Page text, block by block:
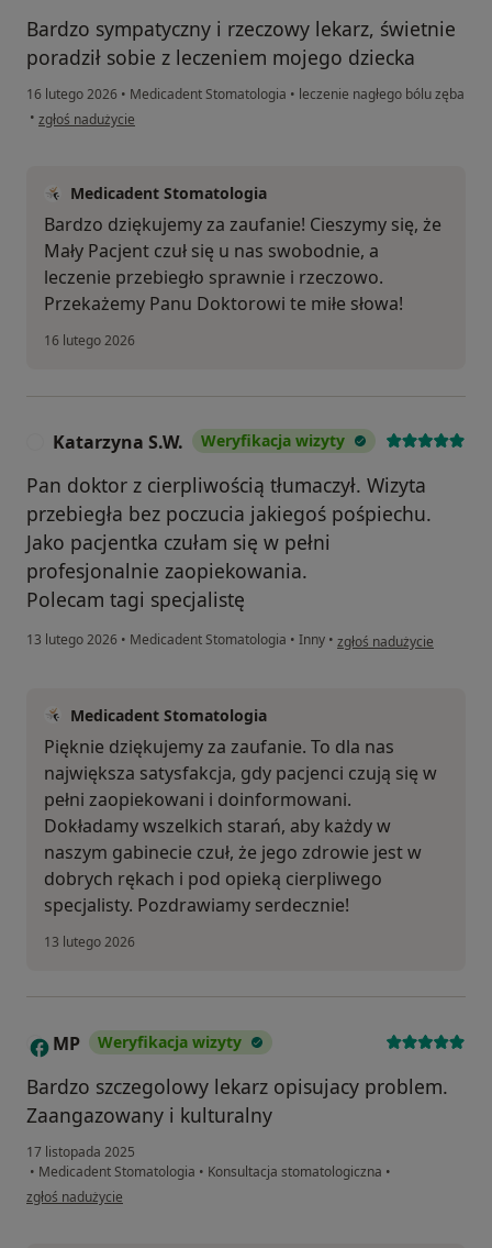
Bardzo sympatyczny i rzeczowy lekarz, świetnie
poradził sobie z leczeniem mojego dziecka
16 lutego 2026 • Medicadent Stomatologia • leczenie nagłego bólu zęba
• w opinii użytkownika G
zgłoś nadużycie
Medicadent Stomatologia
Bardzo dziękujemy za zaufanie! Cieszymy się, że
Mały Pacjent czuł się u nas swobodnie, a
leczenie przebiegło sprawnie i rzeczowo.
Przekażemy Panu Doktorowi te miłe słowa!
16 lutego 2026
Katarzyna S.W. Weryfikacja wizyty
Pan doktor z cierpliwością tłumaczył. Wizyta
przebiegła bez poczucia jakiegoś pośpiechu.
Jako pacjentka czułam się w pełni
profesjonalnie zaopiekowania.
Polecam tagi specjalistę
13 lutego 2026 • Medicadent Stomatologia • Inny • w opinii użytkownika
zgłoś nadużycie
Medicadent Stomatologia
Pięknie dziękujemy za zaufanie. To dla nas
największa satysfakcja, gdy pacjenci czują się w
pełni zaopiekowani i doinformowani.
Dokładamy wszelkich starań, aby każdy w
naszym gabinecie czuł, że jego zdrowie jest w
dobrych rękach i pod opieką cierpliwego
specjalisty. Pozdrawiamy serdecznie!
13 lutego 2026
M MP Weryfikacja wizyty
Bardzo szczegolowy lekarz opisujacy problem.
Zaangazowany i kulturalny
17 listopada 2025
• Medicadent Stomatologia • Konsultacja stomatologiczna •
w opinii użytkownika MP
zgłoś nadużycie